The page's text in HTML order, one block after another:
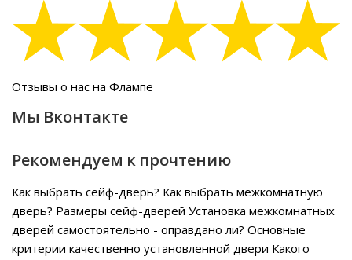
Отзывы о нас на Флампе
Мы Вконтакте
Рекомендуем к прочтению
Как выбрать сейф-дверь? Как выбрать межкомнатную
дверь? Размеры сейф-дверей Установка межкомнатных
дверей самостоятельно - оправдано ли? Основные
критерии качественно установленной двери Какого